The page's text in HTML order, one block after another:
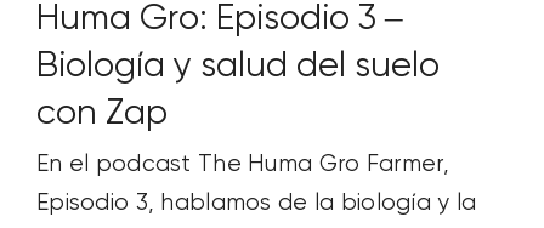
Huma Gro: Episodio 3 –
Biología y salud del suelo
con Zap
En el podcast The Huma Gro Farmer,
Episodio 3, hablamos de la biología y la